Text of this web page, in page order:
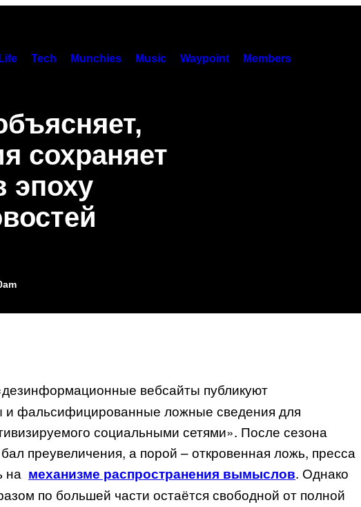
Life Tech Munchies Music Waypoint Members
сохраняет
эпоху
вебсайты публикуют
фальсифицированные ложные сведения для
социальными сетями». После сезона
преувеличения, а порой – откровенная ложь, пресса
на механизме распространения вымыслов. Однако
по большей части остаётся свободной от полной